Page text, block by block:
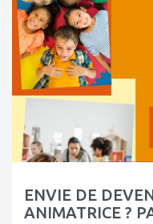
ENVIE DE
ANIMATRICE ?